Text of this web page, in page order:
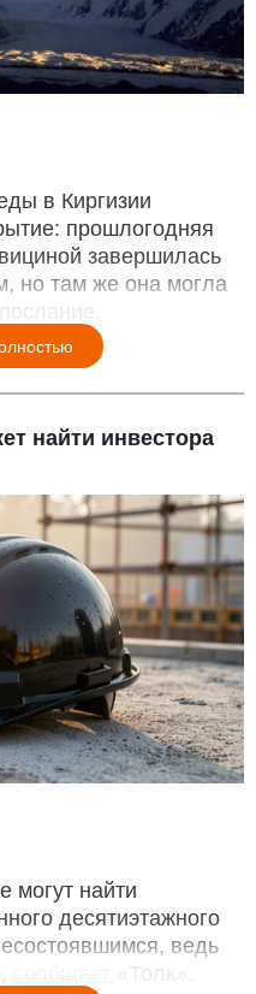
в Киргизии
прошлогодняя
завершилась
но там же она могла
найти инвестора
могут найти
десятиэтажного
ведь
сообщает «Толк».